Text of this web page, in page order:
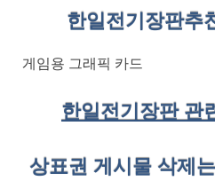
한일전기장판추
게임용 그래픽 카드
한일전기장판 관
상표권 게시물 삭제